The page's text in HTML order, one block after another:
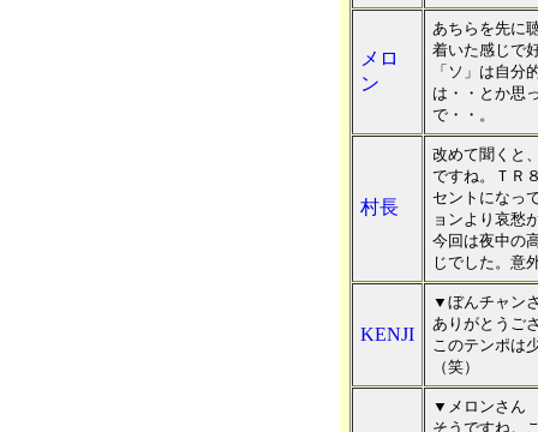
メロ
ン
あちらを先に
着いた感じで
「ソ」は自分
は・・とか思
で・・。
村長
改めて聞くと
ですね。ＴＲ
セントになっ
ョンより哀愁
今回は夜中の
じでした。意
KENJI
▼ぼんチャン
ありがとうご
このテンポは
（笑）
▼メロンさん
そうですね。